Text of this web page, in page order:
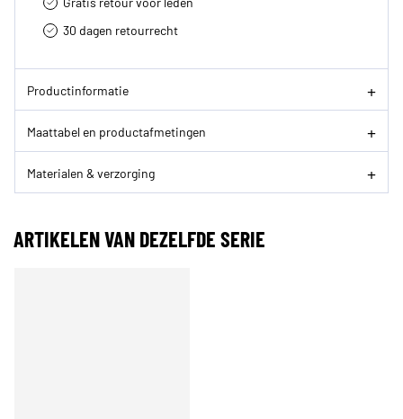
30 dagen retourrecht­
Productinformatie
Maattabel en productafmetingen
Materialen & verzorging
ARTIKELEN VAN DEZELFDE SERIE